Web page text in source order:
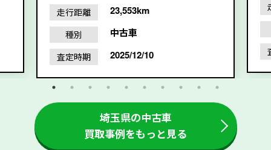
走行距離 23,553km
種別 中古車
査定時期 2025/12/10
埼玉県の中古車
買取事例をもっと見る